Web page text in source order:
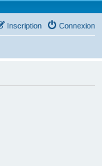
Connexion
Inscription